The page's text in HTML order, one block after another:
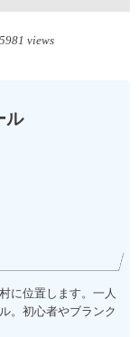
5981 views
ル
に位置します。一人
。初心者やブランク